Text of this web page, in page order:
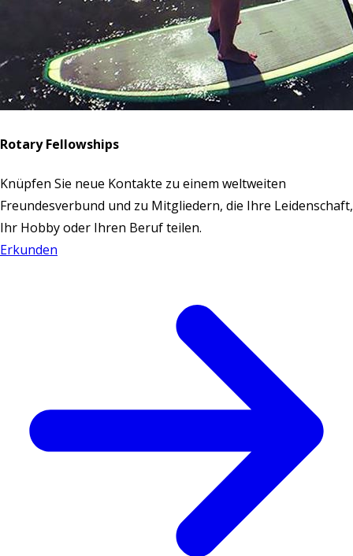
Rotary Fellowships
Knüpfen Sie neue Kontakte zu einem weltweiten
Freundesverbund und zu Mitgliedern, die Ihre Leidenschaft,
Ihr Hobby oder Ihren Beruf teilen.
Erkunden